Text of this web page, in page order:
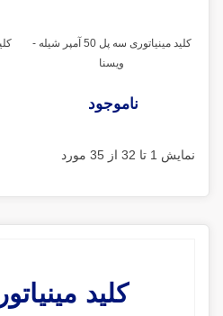
کلید مینیاتوری سه پل 50 آمپر شیله -
ویسنا
ناموجود
نمایش 1 تا 32 از 35 مورد
کلید